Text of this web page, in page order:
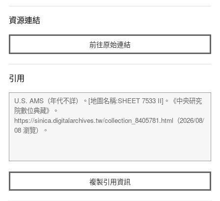
資源連結
前往原始連結
引用
複製引用資訊